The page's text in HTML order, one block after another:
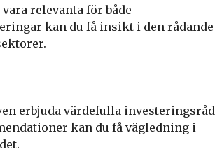
relevanta för både
kan du få insikt i den rådande
erbjuda värdefulla investeringsråd
kan du få vägledning i